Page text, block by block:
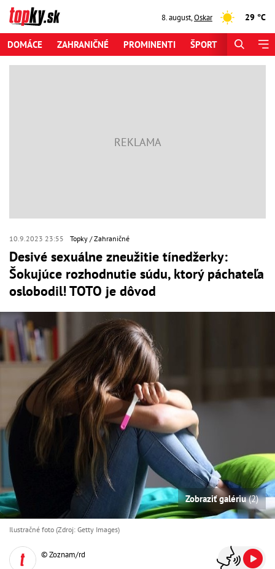
8. august,Oskar 29 °C
DOMÁCE ZAHRANIČNÉ PROMINENTI ŠPORT
10.9.2023 23:55 Topky Zahraničné
Desivé sexuálne zneužitie tínedžerky:
Šokujúce rozhodnutie súdu, ktorý páchateľa
oslobodil! TOTO je dôvod
Zobraziť galériu(2)
Ilustračné foto (Zdroj: Getty Images)
© Zoznam/rd